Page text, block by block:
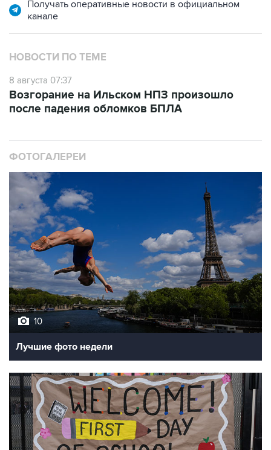
НОВОСТИ ПО ТЕМЕ
8 августа 07:37
после падения обломков БПЛА
10
Лучшие фото недели